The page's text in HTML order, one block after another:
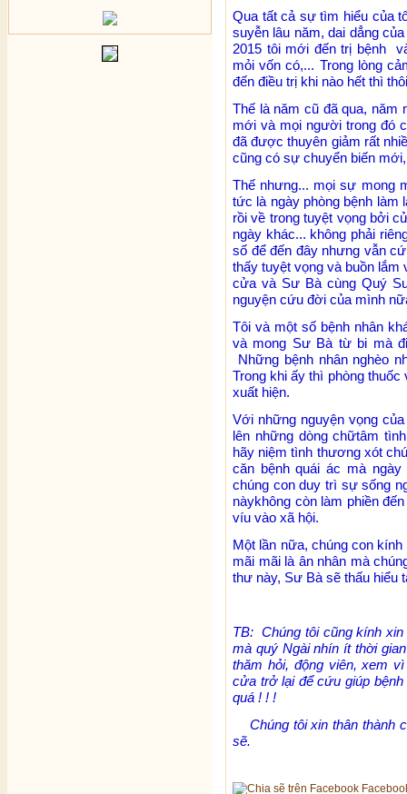
Qua tất cả sự tìm hiểu của
suyễn lâu năm, dai dẳng
2015 tôi mới đến trị bệnh
mỏi vốn có,... Trong lòng
đến điều trị khi nào hết thì
Thế là năm cũ đã qua,
mới và mọi người trong đó
đã được thuyên giảm rất
cũng có sự chuyển biến
Thế nhưng... mọi sự mong
tức là ngày phòng bệnh làm
rồi về trong tuyệt vọng bởi
ngày khác... không phải
số để đến đây nhưng vẫn
thấy tuyệt vọng và buồn lắm
cửa và Sư Bà cùng Quý
nguyện cứu đời của mình
Tôi và một số bệnh nhân
và mong Sư Bà từ bi mà
Những bệnh nhân nghèo
Trong khi ấy thì phòng
xuất hiện.
Với những nguyện vọng
lên những dòng chữtâm
hãy niệm tình thương xót
căn bệnh quái ác mà
chúng con duy trì sự sống
nàykhông còn làm phiền
víu vào xã hội.
Một lần nữa, chúng con
mãi mãi là ân nhân mà
thư này, Sư Bà sẽ thấu hiểu
TB: Chúng tôi cũng kính
mà quý Ngài nhín ít thời
thăm hỏi, động viên, xem
cửa trở lại để cứu giúp
quá ! ! !
Chúng tôi xin thân thành
sẽ.